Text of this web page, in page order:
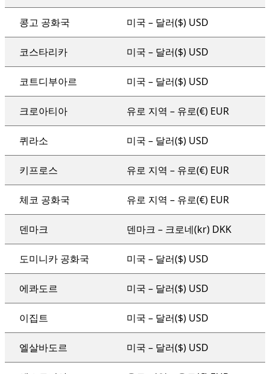
콩고 공화국 미국 – 달러($) USD
코스타리카 미국 – 달러($) USD
코트디부아르 미국 – 달러($) USD
크로아티아 유로 지역 – 유로(€) EUR
퀴라소 미국 – 달러($) USD
키프로스 유로 지역 – 유로(€) EUR
체코 공화국 유로 지역 – 유로(€) EUR
덴마크 덴마크 – 크로네(kr) DKK
도미니카 공화국 미국 – 달러($) USD
에콰도르 미국 – 달러($) USD
이집트 미국 – 달러($) USD
엘살바도르 미국 – 달러($) USD